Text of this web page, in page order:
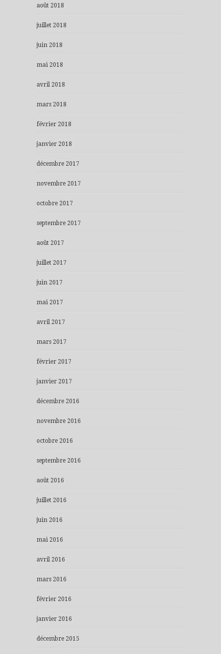
août 2018
juillet 2018
juin 2018
mai 2018
avril 2018
mars 2018
février 2018
janvier 2018
décembre 2017
novembre 2017
octobre 2017
septembre 2017
août 2017
juillet 2017
juin 2017
mai 2017
avril 2017
mars 2017
février 2017
janvier 2017
décembre 2016
novembre 2016
octobre 2016
septembre 2016
août 2016
juillet 2016
juin 2016
mai 2016
avril 2016
mars 2016
février 2016
janvier 2016
décembre 2015